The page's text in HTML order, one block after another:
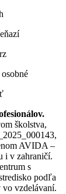
školstva,
AVIDA –
i v zahraničí.​​​​​​​​​​​​​​​​
s
podľa
vzdelávaní.